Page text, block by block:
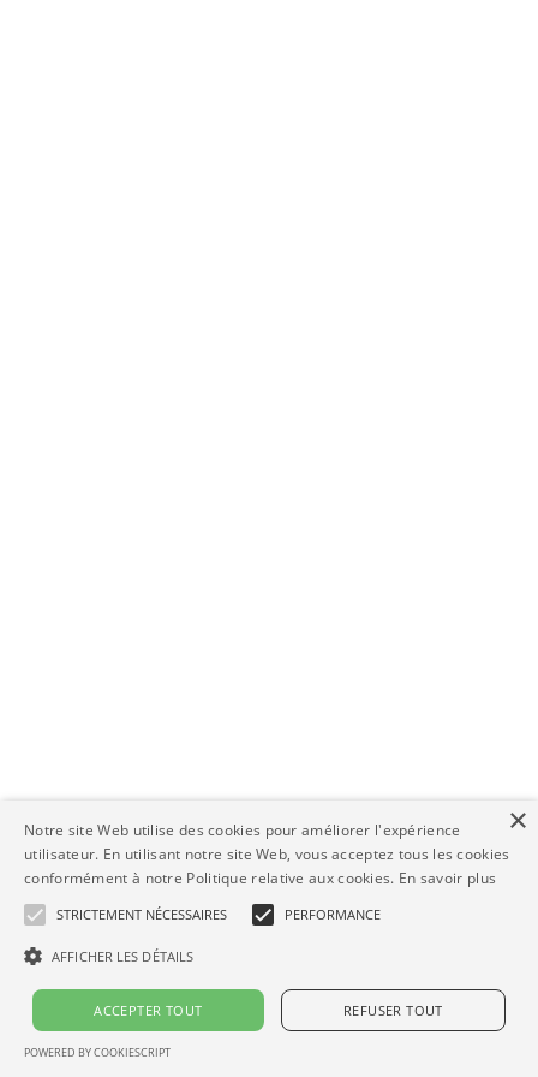
×
Notre site Web utilise des cookies pour améliorer l'expérience
utilisateur. En utilisant notre site Web, vous acceptez tous les cookies
conformément à notre Politique relative aux cookies. En savoir plus
STRICTEMENT NÉCESSAIRES PERFORMANCE
AFFICHER LES DÉTAILS
ACCEPTER TOUT REFUSER TOUT
POWERED BY COOKIESCRIPT